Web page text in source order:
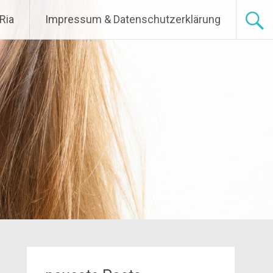
Ria Impressum & Datenschutzerklärung